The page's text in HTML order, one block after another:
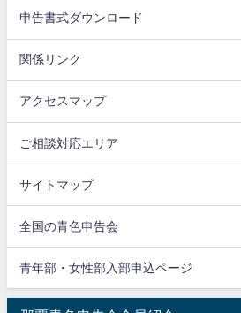
申告書式ダウンロード
関係リンク
アクセスマップ
ご相談対応エリア
サイトマップ
全国の青色申告会
青年部・女性部入部申込ページ